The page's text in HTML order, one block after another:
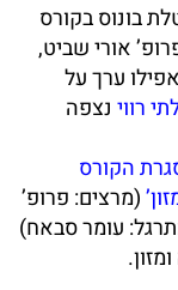
2018 כמטלת בונוס בקורס
אורי שביט,
אפילו ערך על
רווי נצפה
הקורס
(מרצים: פרופ’
עומר סבאח)